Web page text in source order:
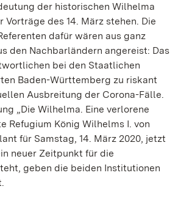
der historischen Wilhelma
Vorträge des 14. März stehen. Die
dafür wären aus ganz
den Nachbarländern angereist: Das
bei den Staatlichen
Baden-Württemberg zu riskant
Ausbreitung der Corona-Fälle.
„Die Wilhelma. Eine verlorene
Refugium König Wilhelms I. von
für Samstag, 14. März 2020, jetzt
neuer Zeitpunkt für die
geben die beiden Institutionen